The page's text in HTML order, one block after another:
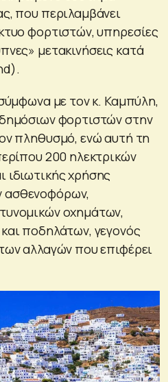
που περιλαμβάνει
φορτιστών, υπηρεσίες
μετακινήσεις κατά
με τον κ. Καμπύλη,
φορτιστών στην
πληθυσμό, ενώ αυτή τη
200 ηλεκτρικών
ιδιωτικής χρήσης
ασθενοφόρων,
οχημάτων,
ποδηλάτων, γεγονός
αλλαγών που επιφέρει